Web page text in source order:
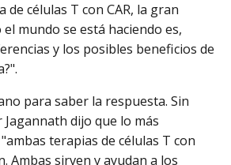
de células T con CAR, la gran
mundo se está haciendo es,
y los posibles beneficios de
para saber la respuesta. Sin
dijo que lo más
terapias de células T con
Ambas sirven y ayudan a los